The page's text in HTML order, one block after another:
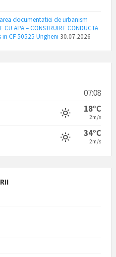
documentatiei de urbanism
CU APA – CONSTRUIRE CONDUCTA
in CF 50525 Ungheni 30.07.2026
07:08
18°C
2m/s
34°C
2m/s